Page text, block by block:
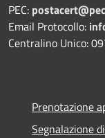
PEC:
Email Protocollo:
Centralino Unico:
Prenotazione
Segnalazione